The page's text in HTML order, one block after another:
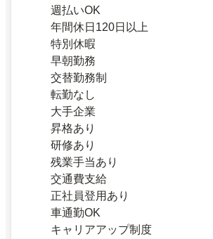
週払いOK
年間休日120日以上
特別休暇
早朝勤務
交替勤務制
転勤なし
大手企業
昇格あり
研修あり
残業手当あり
交通費支給
正社員登用あり
車通勤OK
キャリアアップ制度